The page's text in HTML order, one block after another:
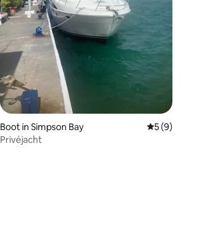
Boot in Simpson Bay Gemiddelde
5 (9)
Privéjacht